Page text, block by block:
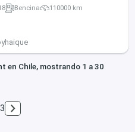
Bencina 110000 km
en Chile, mostrando 1 a 30